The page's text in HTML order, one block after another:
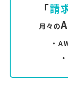
「請
月々の
・